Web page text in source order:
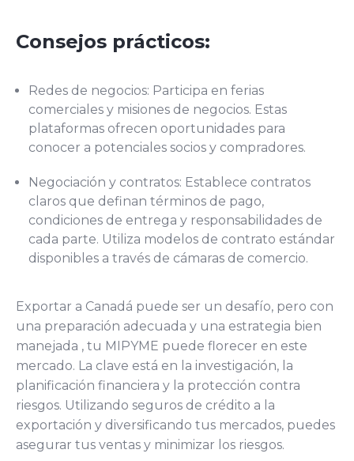
Consejos prácticos:
Redes de negocios: Participa en ferias
comerciales y misiones de negocios. Estas
plataformas ofrecen oportunidades para
conocer a potenciales socios y compradores.
Negociación y contratos: Establece contratos
claros que definan términos de pago,
condiciones de entrega y responsabilidades de
cada parte. Utiliza modelos de contrato estándar
disponibles a través de cámaras de comercio.
Exportar a Canadá puede ser un desafío, pero con
una preparación adecuada y una estrategia bien
manejada , tu MIPYME puede florecer en este
mercado. La clave está en la investigación, la
planificación financiera y la protección contra
riesgos. Utilizando seguros de crédito a la
exportación y diversificando tus mercados, puedes
asegurar tus ventas y minimizar los riesgos.